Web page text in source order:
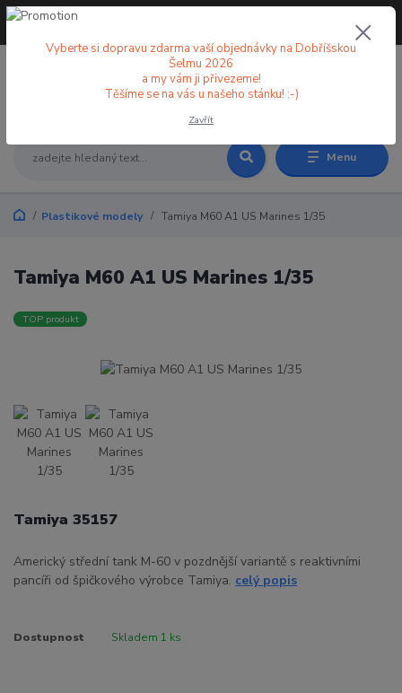
Menu
+420 773 998 582
Plastikové modely Tamiya M60 A1 US Marines 1/35
Tamiya M60 A1 US Marines 1/35
TOP produkt
Tamiya 35157
Americký střední tank M-60 v pozdnější variantě s reaktivními
pancíři od špičkového výrobce Tamiya. celý popis
Dostupnost Skladem 1 ks
Vyberte si dopravu zdarma vaší objednávky na Dobříšskou
Šelmu 2026
a my vám ji přivezeme!
Těšíme se na vás u našeho stánku! :-)
Zavřít